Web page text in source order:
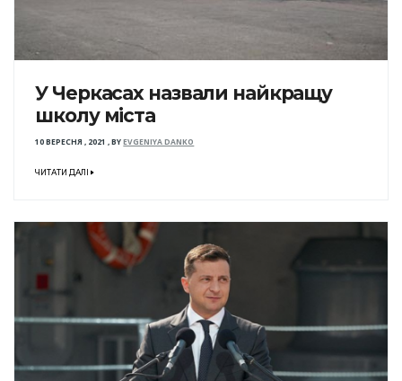
У Черкасах назвали найкращу
школу міста
10 ВЕРЕСНЯ , 2021 ,BYEVGENIYA DANKO
ЧИТАТИ ДАЛІ